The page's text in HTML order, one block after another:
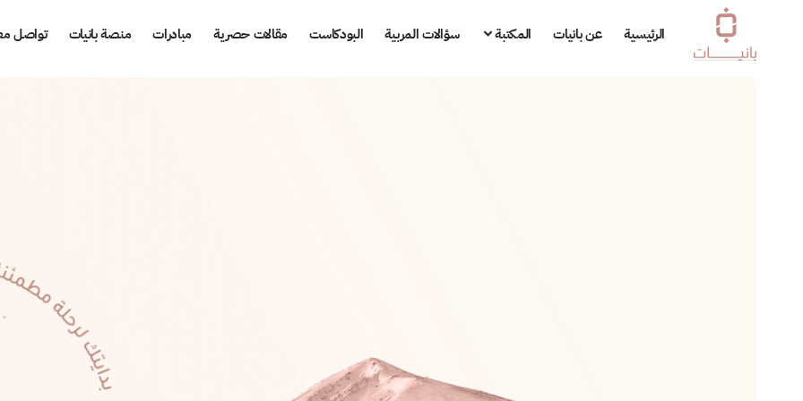
الرئيسية عن بانيات المكتبة سؤالات المربية البودكاست مقالات حصرية مبادرات منصة بانيات تواصل